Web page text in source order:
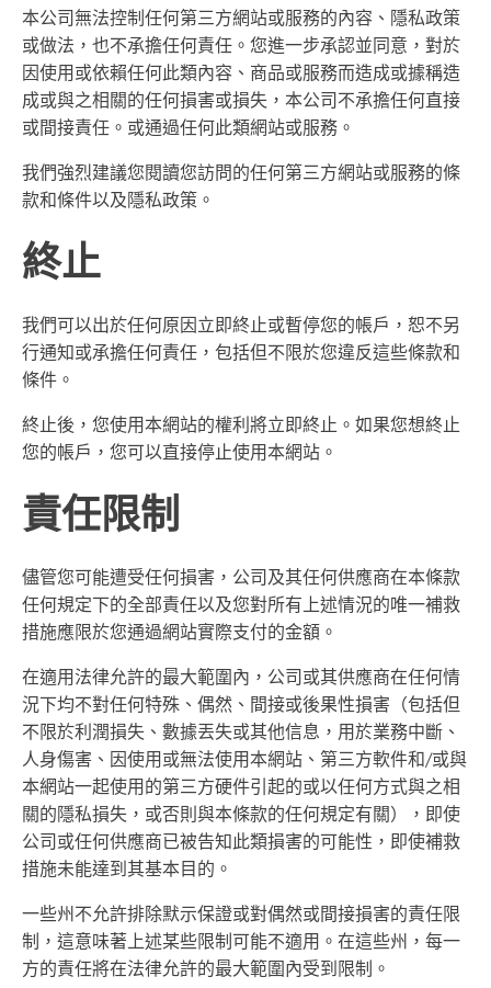
本公司無法控制任何第三方網站或服務的內容、隱私政策
或做法，也不承擔任何責任。您進一步承認並同意，對於
因使用或依賴任何此類內容、商品或服務而造成或據稱造
成或與之相關的任何損害或損失，本公司不承擔任何直接
或間接責任。或通過任何此類網站或服務。
我們強烈建議您閱讀您訪問的任何第三方網站或服務的條
款和條件以及隱私政策。
終止
我們可以出於任何原因立即終止或暫停您的帳戶，恕不另
行通知或承擔任何責任，包括但不限於您違反這些條款和
條件。
終止後，您使用本網站的權利將立即終止。如果您想終止
您的帳戶，您可以直接停止使用本網站。
責任限制
儘管您可能遭受任何損害，公司及其任何供應商在本條款
任何規定下的全部責任以及您對所有上述情況的唯一補救
措施應限於您通過網站實際支付的金額。
在適用法律允許的最大範圍內，公司或其供應商在任何情
況下均不對任何特殊、偶然、間接或後果性損害（包括但
不限於利潤損失、數據丟失或其他信息，用於業務中斷、
人身傷害、因使用或無法使用本網站、第三方軟件和/或與
本網站一起使用的第三方硬件引起的或以任何方式與之相
關的隱私損失，或否則與本條款的任何規定有關），即使
公司或任何供應商已被告知此類損害的可能性，即使補救
措施未能達到其基本目的。
一些州不允許排除默示保證或對偶然或間接損害的責任限
制，這意味著上述某些限制可能不適用。在這些州，每一
方的責任將在法律允許的最大範圍內受到限制。